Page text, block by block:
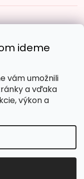
ideme
vám umožnili
a vďaka
výkon a
. Všetky práva
cookies